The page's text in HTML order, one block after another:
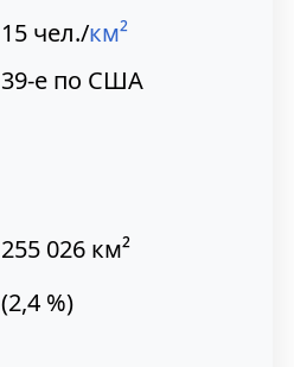
15 чел./км²
39-е по США
255 026 км²
(2,4 %)